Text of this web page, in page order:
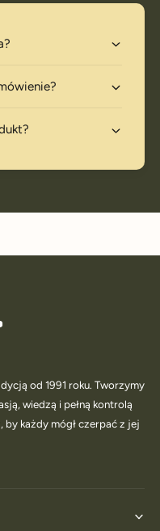
od 1991 roku. Tworzymy
wiedzą i pełną kontrolą
by każdy mógł czerpać z jej